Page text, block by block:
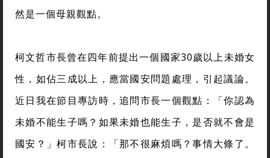
然是一個母親觀點。
柯文哲市長曾在四年前提出一個國家30歲以上未婚女
性，如佔三成以上，應當國安問題處理，引起議論。
近日我在節目專訪時，追問市長一個觀點：「你認為
未婚不能生子嗎？如果未婚也能生子，是否就不會是
國安？」柯市長說：「那不很麻煩嗎？事情大條了。